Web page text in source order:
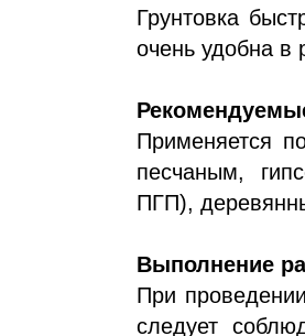
Грунтовка
очень удобна в
Применяется
песчаным,
ПГП),
Выполнение
При
следует